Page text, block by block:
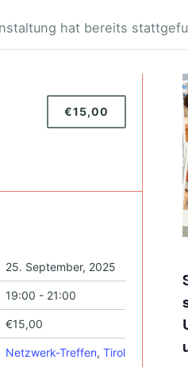
hat bereits
I
€15,00
25. September, 2025
19:00 - 21:00
€15,00
Netzwerk-Treffen, Tirol